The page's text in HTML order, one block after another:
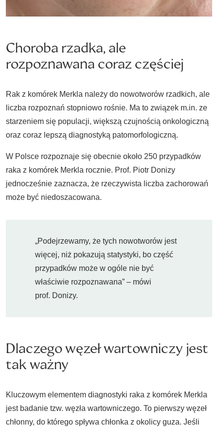
Choroba rzadka, ale
rozpoznawana coraz częściej
Rak z komórek Merkla należy do nowotworów rzadkich, ale
liczba rozpoznań stopniowo rośnie. Ma to związek m.in. ze
starzeniem się populacji, większą czujnością onkologiczną
oraz coraz lepszą diagnostyką patomorfologiczną.
W Polsce rozpoznaje się obecnie około 250 przypadków
raka z komórek Merkla rocznie. Prof. Piotr Donizy
jednocześnie zaznacza, że rzeczywista liczba zachorowań
może być niedoszacowana.
„Podejrzewamy, że tych nowotworów jest
więcej, niż pokazują statystyki, bo część
przypadków może w ogóle nie być
właściwie rozpoznawana” – mówi
prof. Donizy.
Dlaczego węzeł wartowniczy jest
tak ważny
Kluczowym elementem diagnostyki raka z komórek Merkla
jest badanie tzw. węzła wartowniczego. To pierwszy węzeł
chłonny, do którego spływa chłonka z okolicy guza. Jeśli